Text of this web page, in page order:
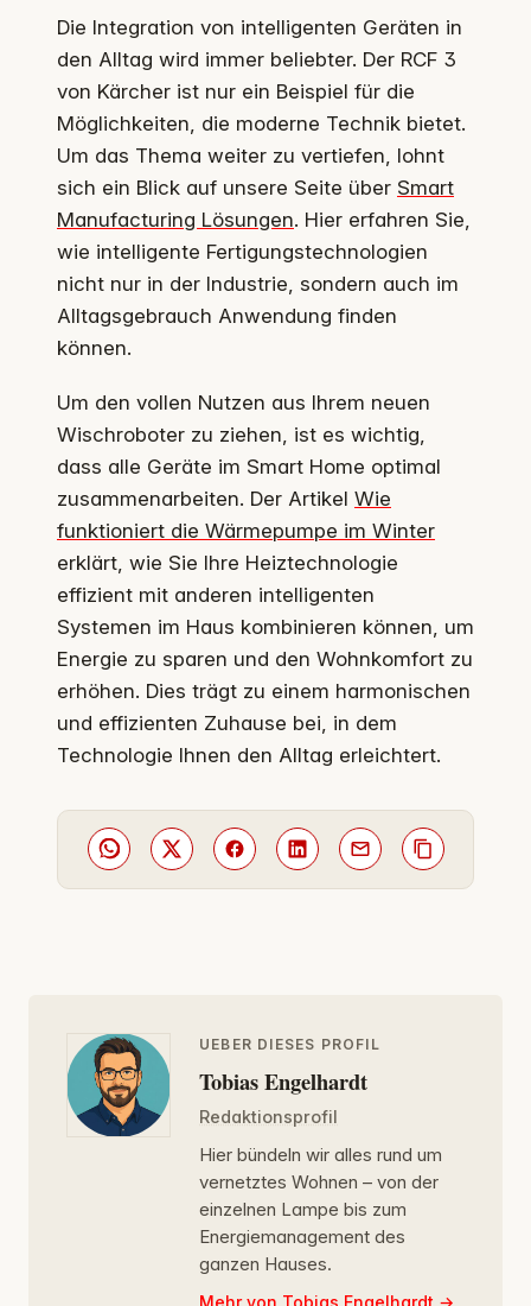
Die Integration von intelligenten Geräten in
den Alltag wird immer beliebter. Der RCF 3
von Kärcher ist nur ein Beispiel für die
Möglichkeiten, die moderne Technik bietet.
Um das Thema weiter zu vertiefen, lohnt
sich ein Blick auf unsere Seite über Smart
Manufacturing Lösungen. Hier erfahren Sie,
wie intelligente Fertigungstechnologien
nicht nur in der Industrie, sondern auch im
Alltagsgebrauch Anwendung finden
können.
Um den vollen Nutzen aus Ihrem neuen
Wischroboter zu ziehen, ist es wichtig,
dass alle Geräte im Smart Home optimal
zusammenarbeiten. Der Artikel Wie
funktioniert die Wärmepumpe im Winter
erklärt, wie Sie Ihre Heiztechnologie
effizient mit anderen intelligenten
Systemen im Haus kombinieren können, um
Energie zu sparen und den Wohnkomfort zu
erhöhen. Dies trägt zu einem harmonischen
und effizienten Zuhause bei, in dem
Technologie Ihnen den Alltag erleichtert.
UEBER DIESES PROFIL
Tobias Engelhardt
Redaktionsprofil
Hier bündeln wir alles rund um
vernetztes Wohnen – von der
einzelnen Lampe bis zum
Energiemanagement des
ganzen Hauses.
Mehr von Tobias Engelhardt